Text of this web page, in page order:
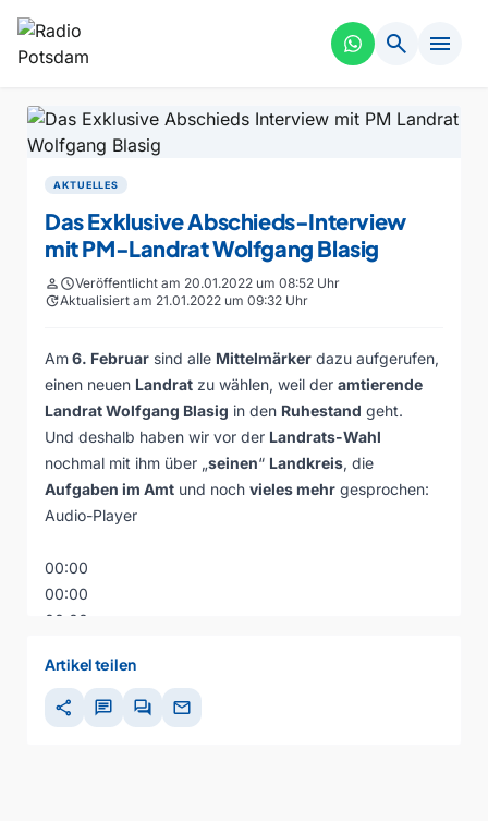
search menu
AKTUELLES
Das Exklusive Abschieds-Interview
mit PM-Landrat Wolfgang Blasig
personscheduleVeröffentlicht am 20.01.2022 um 08:52 Uhr
updateAktualisiert am 21.01.2022 um 09:32 Uhr
Am6. Februar sind alle Mittelmärker dazu aufgerufen,
einen neuen Landrat zu wählen, weil der amtierende
Landrat Wolfgang Blasig in den Ruhestand geht.
Und deshalb haben wir vor der Landrats-Wahl
nochmal mit ihm über „seinen“ Landkreis, die
Aufgaben im Amt und noch vieles mehr gesprochen:
Audio-Player
00:00
00:00
00:00
Artikel teilen
share chat forum mail